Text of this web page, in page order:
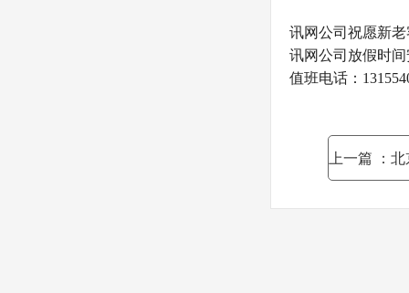
讯网公司祝愿新
讯网公司放假时
值班电话：
上一篇 ：北京